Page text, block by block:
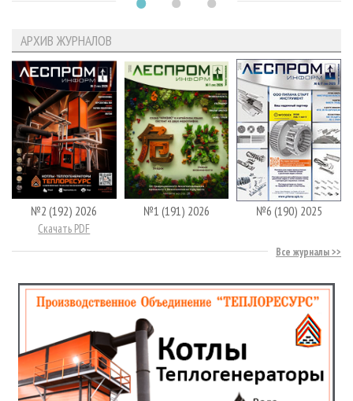
АРХИВ ЖУРНАЛОВ
№2 (192) 2026
Скачать PDF
№1 (191) 2026 №6 (190) 2025
Все журналы